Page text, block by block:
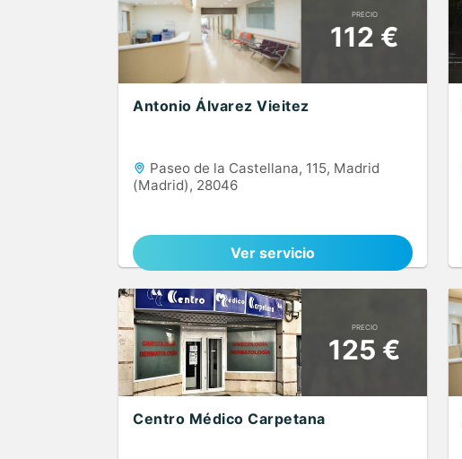
PRECIO
112 €
Antonio Álvarez Vieitez
Paseo de la Castellana, 115, Madrid
(Madrid), 28046
Ver servicio
PRECIO
125 €
Centro Médico Carpetana